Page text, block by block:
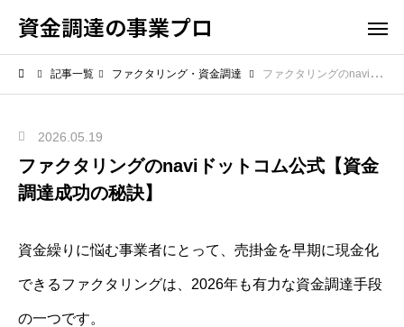
資金調達の事業プロ
記事一覧 ファクタリング・資金調達 ファクタリングのnaviドットコム公式【資金調達成功の秘訣】
2026.05.19
ファクタリングのnaviドットコム公式【資金
調達成功の秘訣】
資金繰りに悩む事業者にとって、売掛金を早期に現金化
できるファクタリングは、2026年も有力な資金調達手段
の一つです。